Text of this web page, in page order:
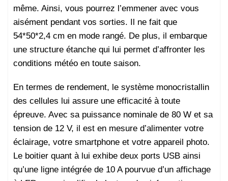
même. Ainsi, vous pourrez l’emmener avec vous
aisément pendant vos sorties. Il ne fait que
54*50*2,4 cm en mode rangé. De plus, il embarque
une structure étanche qui lui permet d’affronter les
conditions météo en toute saison.
En termes de rendement, le système monocristallin
des cellules lui assure une efficacité à toute
épreuve. Avec sa puissance nominale de 80 W et sa
tension de 12 V, il est en mesure d’alimenter votre
éclairage, votre smartphone et votre appareil photo.
Le boitier quant à lui exhibe deux ports USB ainsi
qu’une ligne intégrée de 10 A pourvue d’un affichage